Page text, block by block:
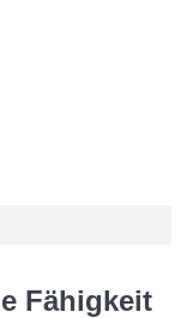
Fähigkeit